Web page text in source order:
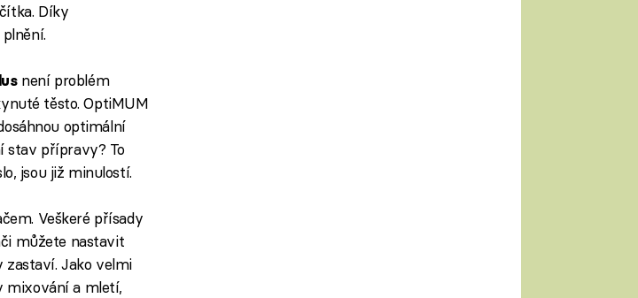
Díky
není problém
těsto. OptiMUM
optimální
stav přípravy? To
jsou již minulostí.
Veškeré přísady
můžete nastavit
zastaví. Jako velmi
mixování a mletí,